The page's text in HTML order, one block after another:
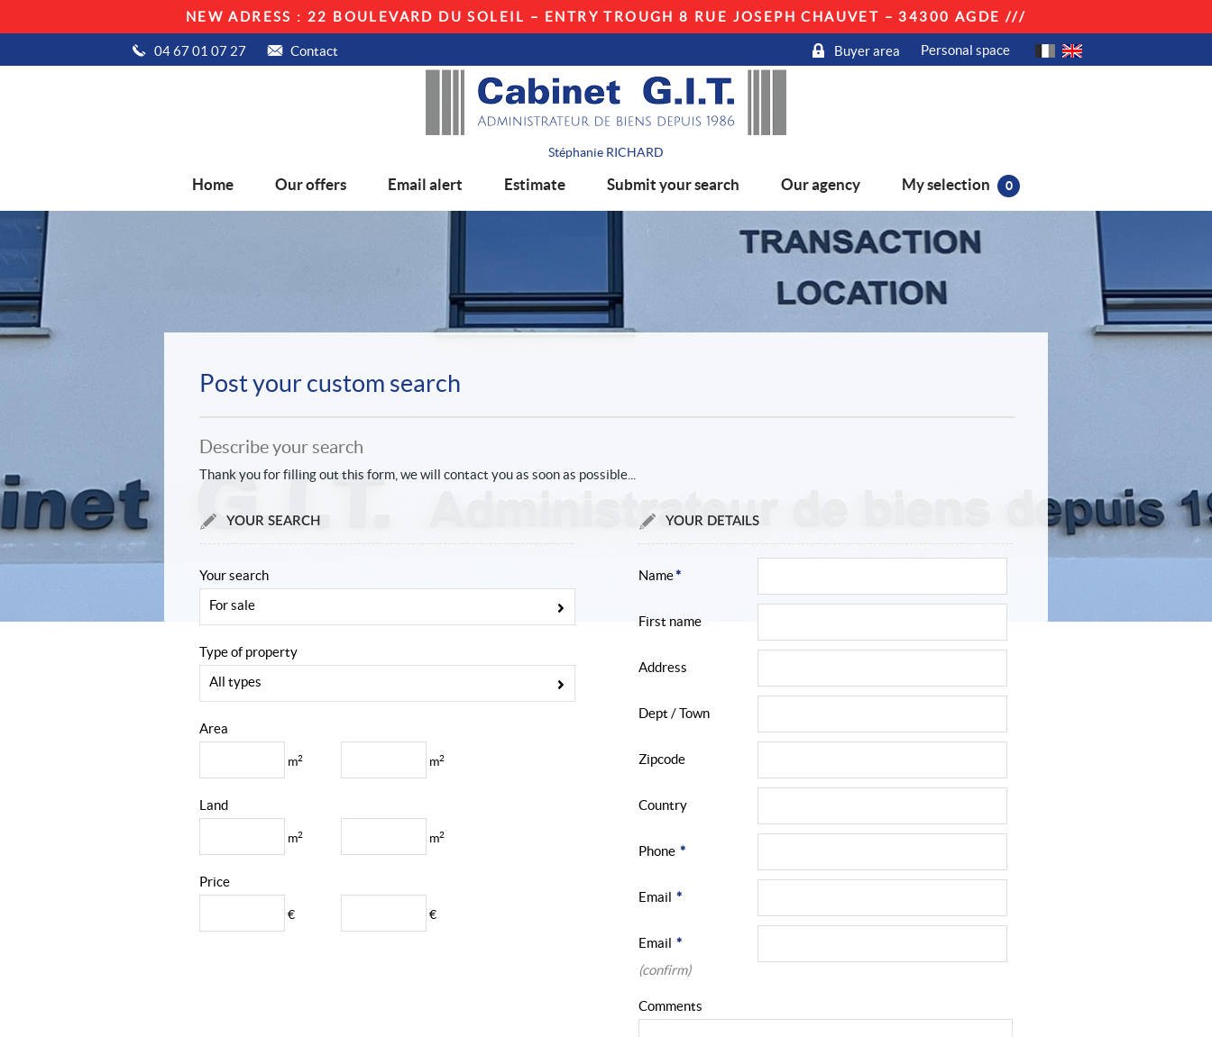
NEW ADRESS : 22 BOULEVARD DU SOLEIL – ENTRY TROUGH 8 RUE JOSEPH CHAUVET – 34300 AGDE ///
04 67 01 07 27 Contact Buyer area Personal space
Stéphanie RICHARD
Home Our offers Email alert Estimate Submit your search Our agency My selection 0
Post your custom search
Describe your search
Thank you for filling out this form, we will contact you as soon as possible...
YOUR SEARCH
Your search
For sale
Type of property
All types
Area
m2 m2
Land
m2 m2
Price
€ €
YOUR DETAILS
Name*
First name
Address
Dept / Town
Zipcode
Country
Phone *
Email *
Email *
(confirm)
Comments